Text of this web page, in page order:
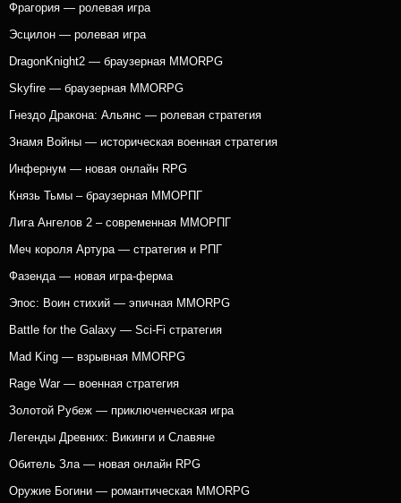
Фрагория — ролевая игра
Эсцилон — ролевая игра
DragonKnight2 — браузерная MMORPG
Skyfire — браузерная MMORPG
Гнездо Дракона: Альянс — ролевая стратегия
Знамя Войны — историческая военная стратегия
Инфернум — новая онлайн RPG
Князь Тьмы – браузерная ММОРПГ
Лига Ангелов 2 – современная ММОРПГ
Меч короля Артура — стратегия и РПГ
Фазенда — новая игра-ферма
Эпос: Воин стихий — эпичная MMORPG
Battle for the Galaxy — Sci-Fi стратегия
Mad King — взрывная MMORPG
Rage War — военная стратегия
Золотой Рубеж — приключенческая игра
Легенды Древних: Викинги и Славяне
Обитель Зла — новая онлайн RPG
Оружие Богини — романтическая MMORPG